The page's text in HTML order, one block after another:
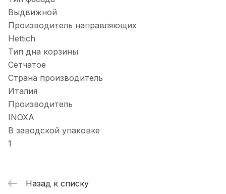
Выдвижной
Производитель направляющих
Hettich
Тип дна корзины
Сетчатое
Страна производитель
Италия
Производитель
INOXA
В заводской упаковке
1
Назад к списку